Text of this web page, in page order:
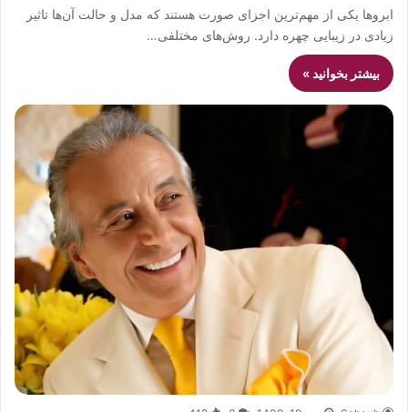
ابروها یکی از مهم‌ترین اجزای صورت هستند که مدل و حالت آن‌ها تاثیر
زیادی در زیبایی چهره دارد. روش‌های مختلفی…
بیشتر بخوانید »